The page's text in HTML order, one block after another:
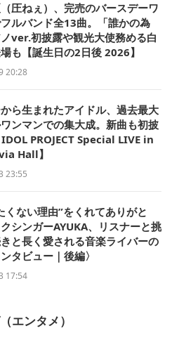
圧ねぇ）、完売のバースデーワ
ルバンド全13曲。「誰かの為
ver.初披露や観光大使務める白
も【誕生日の2日後 2026】
20:28
ら生まれたアイドル、過去最大
ンマンでの集大成。新曲も初披
PROJECT Special LIVE in
Hall】
23:55
くない理由”をくれてありがと
シンガーAYUKA、リスナーと挑
と長く愛される音楽ライバーの
タビュー｜後編〉
17:54
エンタメ）